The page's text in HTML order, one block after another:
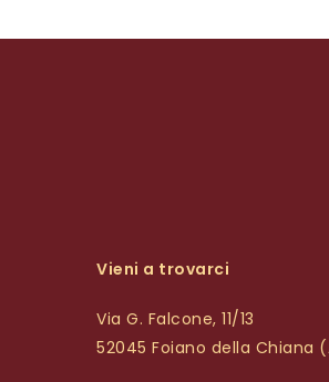
Vieni a trovarci
Via G. Falcone, 11/13
52045 Foiano della Chiana